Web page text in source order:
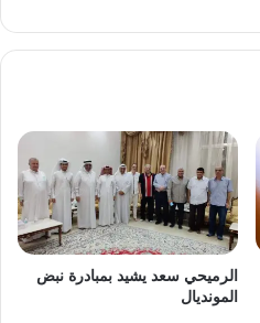
الرميحي سعد يشيد بمبادرة نبض
المونديال